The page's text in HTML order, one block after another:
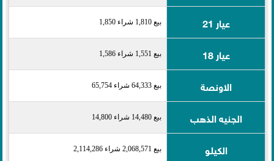
عيار 21 بيع 1,810 شراء 1,850
عيار 18 بيع 1,551 شراء 1,586
الاونصة بيع 64,333 شراء 65,754
الجنيه الذهب بيع 14,480 شراء 14,800
الكيلو بيع 2,068,571 شراء 2,114,286